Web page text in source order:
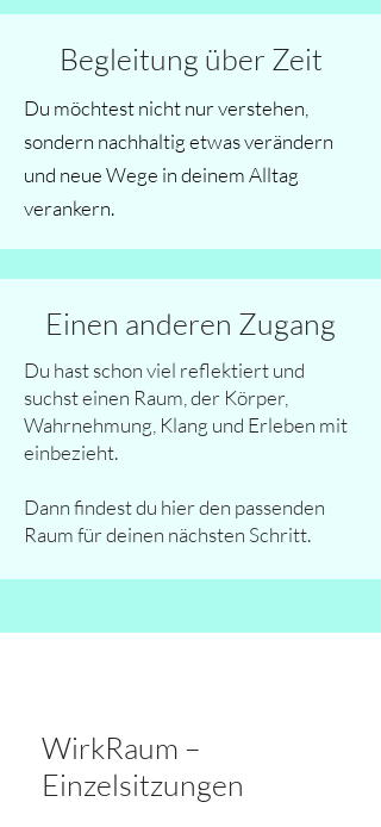
Begleitung über Zeit
Du möchtest nicht nur verstehen,
sondern nachhaltig etwas verändern
und neue Wege in deinem Alltag
verankern.
Einen anderen Zugang
Du hast schon viel reflektiert und
suchst einen Raum, der Körper,
Wahrnehmung, Klang und Erleben mit
einbezieht.
Dann findest du hier den passenden
Raum für deinen nächsten Schritt.
WirkRaum –
Einzelsitzungen